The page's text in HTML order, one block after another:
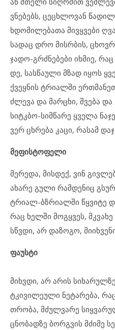
ვნებებს, ცეცხლოვან
ხდომილებათა მივყვები
სადაც დრო მისრბის,
ჯადო-გრძნებები იხმიე, რაც
დე, სასწაული მზად იყოს
ქვეყნის ტრიალში
ძლევა და მარცხი, შვება და
სიტკბო-სიმწარე ყველა
ვერ ცხრება კაცი, რასამ
მეფისტოფელი
მერედა, მისდექ, ვინ
ახარე გული რამდენიც
ტრიალ-ბზრიალში წყვიტე
რაც ხელში მოგყვეს,
სწვდი, არ დაზოგო,
ფაუსტი
მიხვდი, არ არის
ტკივილეული ნეტარება,
თრობა, მძულვარე
ცნობადზე ბორგვის მძიმე